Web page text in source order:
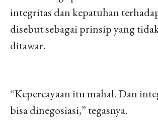
integritas dan kepatuhan
disebut sebagai prinsip yang
ditawar.
“Kepercayaan itu mahal. Dan
bisa dinegosiasi,” tegasnya.